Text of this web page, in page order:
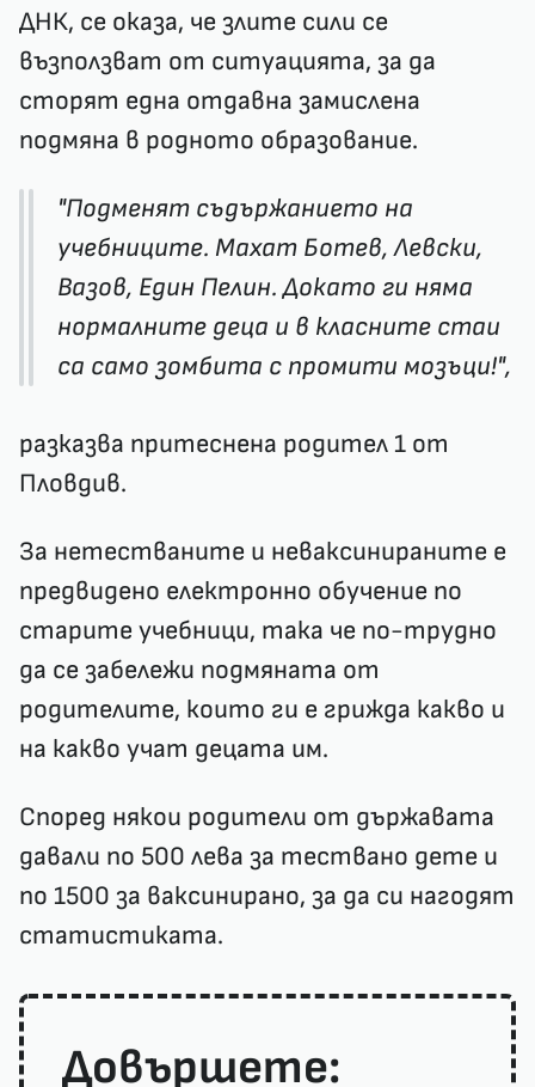
ДНК, се оказа, че злите сили се
възползват от ситуацията, за да
сторят една отдавна замислена
подмяна в родното образование.
"Подменят съдържанието на
учебниците. Махат Ботев, Левски,
Вазов, Един Пелин. Докато ги няма
нормалните деца и в класните стаи
са само зомбита с промити мозъци!",
разказва притеснена родител 1 от
Пловдив.
За нетестваните и неваксинираните е
предвидено електронно обучение по
старите учебници, така че по-трудно
да се забележи подмяната от
родителите, които ги е грижда какво и
на какво учат децата им.
Според някои родители от държавата
давали по 500 лева за тествано дете и
по 1500 за ваксинирано, за да си нагодят
статистиката.
Довършете: